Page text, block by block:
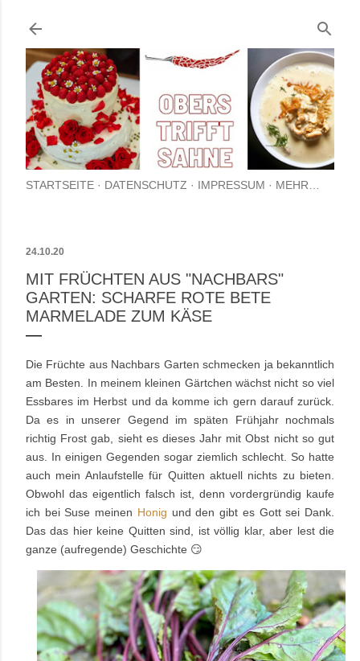
STARTSEITE DATENSCHUTZ IMPRESSUM MEHR…
24.10.20
MIT FRÜCHTEN AUS "NACHBARS"
GARTEN: SCHARFE ROTE BETE
MARMELADE ZUM KÄSE
Die Früchte aus Nachbars Garten schmecken ja bekanntlich
am Besten. In meinem kleinen Gärtchen wächst nicht so viel
Essbares im Herbst und da komme ich gern darauf zurück.
Da es in unserer Gegend im späten Frühjahr nochmals
richtig Frost gab, sieht es dieses Jahr mit Obst nicht so gut
aus. In einigen Gegenden sogar ziemlich schlecht. So hatte
auch mein Anlaufstelle für Quitten aktuell nichts zu bieten.
Obwohl das eigentlich falsch ist, denn vordergründig kaufe
ich bei Suse meinen Honig und den gibt es Gott sei Dank.
Das das hier keine Quitten sind, ist völlig klar, aber lest die
ganze (aufregende) Geschichte 😏